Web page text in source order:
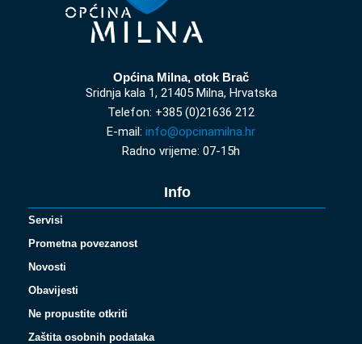
Općina Milna, otok Brač
Sridnja kala 1, 21405 Milna, Hrvatska
Telefon: +385 (0)21636 212
E-mail: info@opcinamilna.hr
Radno vrijeme: 07-15h
Info
Servisi
Prometna povezanost
Novosti
Obavijesti
Ne propustite otkriti
Zaštita osobnih podataka